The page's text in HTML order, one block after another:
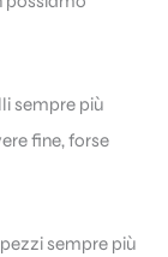
sempre più
fine, forse
sempre più